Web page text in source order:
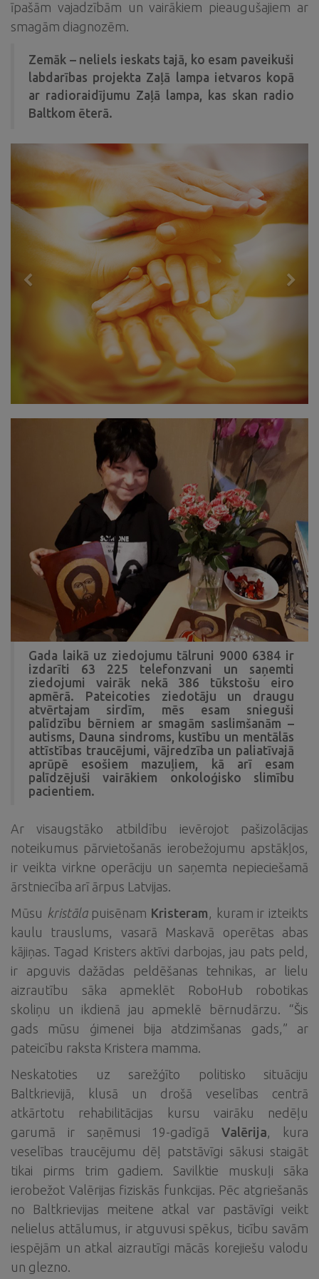
īpašām vajadzībām un vairākiem pieaugušajiem ar
smagām diagnozēm.
Zemāk – neliels ieskats tajā, ko esam paveikuši
labdarības projekta Zaļā lampa ietvaros kopā
ar radioraidījumu Zaļā lampa, kas skan radio
Baltkom ēterā.
Gada laikā uz ziedojumu tālruni 9000 6384 ir
izdarīti 63 225 telefonzvani un saņemti
ziedojumi vairāk nekā 386 tūkstošu eiro
apmērā. Pateicoties ziedotāju un draugu
atvērtajam sirdīm, mēs esam snieguši
palīdzību bērniem ar smagām saslimšanām –
autisms, Dauna sindroms, kustību un mentālās
attīstības traucējumi, vājredzība un paliatīvajā
aprūpē esošiem mazuļiem, kā arī esam
palīdzējuši vairākiem onkoloģisko slimību
pacientiem.
Ar visaugstāko atbildību ievērojot pašizolācijas
noteikumus pārvietošanās ierobežojumu apstākļos,
ir veikta virkne operāciju un saņemta nepieciešamā
ārstniecība arī ārpus Latvijas.
Mūsu kristāla puisēnam Kristeram , kuram ir izteikts
kaulu trauslums, vasarā Maskavā operētas abas
kājiņas. Tagad Kristers aktīvi darbojas, jau pats peld,
ir apguvis dažādas peldēšanas tehnikas, ar lielu
aizrautību sāka apmeklēt RoboHub robotikas
skoliņu un ikdienā jau apmeklē bērnudārzu. “Šis
gads mūsu ģimenei bija atdzimšanas gads,” ar
pateicību raksta Kristera mamma.
Neskatoties uz sarežģīto politisko situāciju
Baltkrievijā, klusā un drošā veselības centrā
atkārtotu rehabilitācijas kursu vairāku nedēļu
garumā ir saņēmusi 19-gadīgāValērija, kura
veselības traucējumu dēļ patstāvīgi sākusi staigāt
tikai pirms trim gadiem. Savilktie muskuļi sāka
ierobežot Valērijas fiziskās funkcijas. Pēc atgriešanās
no Baltkrievijas meitene atkal var pastāvīgi veikt
nelielus attālumus, ir atguvusi spēkus, ticību savām
iespējām un atkal aizrautīgi mācās korejiešu valodu
un glezno.